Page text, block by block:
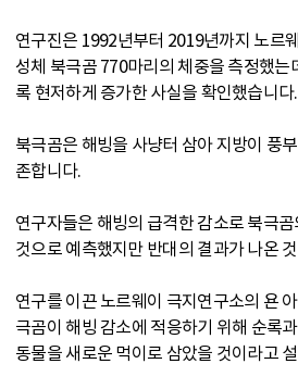
연구진은 1992년부터 2019년까지 노르
성체 북극곰 770마리의 체중을 측정했는
록 현저하게 증가한 사실을 확인했습니다.
북극곰은 해빙을 사냥터 삼아 지방이 풍
존합니다.
연구자들은 해빙의 급격한 감소로 북극
것으로 예측했지만 반대의 결과가 나온
연구를 이끈 노르웨이 극지연구소의 욘
극곰이 해빙 감소에 적응하기 위해 순록
동물을 새로운 먹이로 삼았을 것이라고